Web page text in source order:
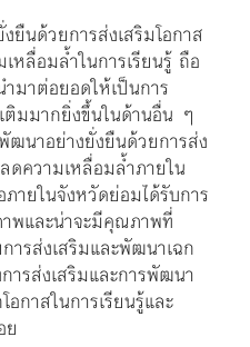
ยืนด้วยการส่งเสริมโอกาส
หลื่อมล้ำในการเรียนรู้ ถือ
มาต่อยอดให้เป็นการ
ติมมากยิ่งขึ้นในด้านอื่น ๆ
พัฒนาอย่างยั่งยืนด้วยการส่ง
ดความเหลื่อมล้ำภายใน
ายในจังหวัดย่อมได้รับการ
พและน่าจะมีคุณภาพที่
ารส่งเสริมและพัฒนาเฉก
ารส่งเสริมและการพัฒนา
กาสในการเรียนรู้และ